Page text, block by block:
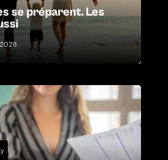
se préparent. Les